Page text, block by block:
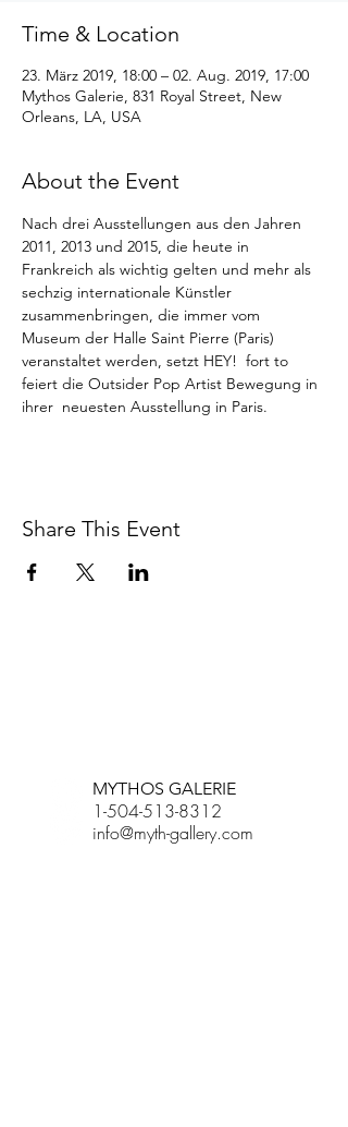
Time & Location
23. März 2019, 18:00 – 02. Aug. 2019, 17:00
Mythos Galerie, 831 Royal Street, New
Orleans, LA, USA
About the Event
Nach drei Ausstellungen aus den Jahren
2011, 2013 und 2015, die heute in
Frankreich als wichtig gelten und mehr als
sechzig internationale Künstler
zusammenbringen, die immer vom
Museum der Halle Saint Pierre (Paris)
veranstaltet werden, setzt HEY!  fort to
feiert die Outsider Pop Artist Bewegung in
ihrer  neuesten Ausstellung in Paris.
Share This Event
MYTHOS GALERIE
1-504-513-8312
info@myth-gallery.com